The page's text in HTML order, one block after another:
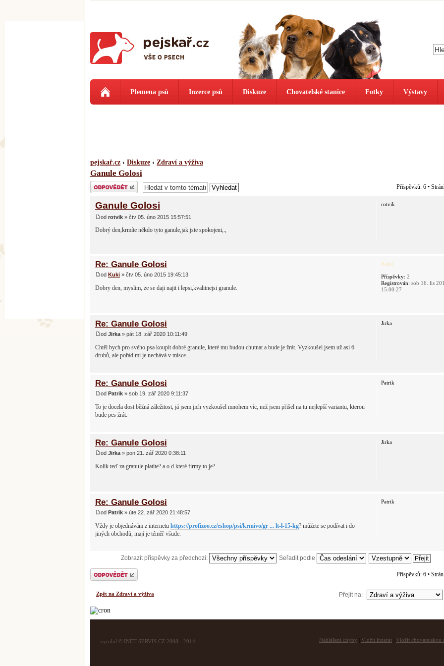
Plemena psů Inzerce psů Diskuze Chovatelské stanice Fotky Výstavy
pejskař.cz ‹ Diskuze ‹ Zdraví a výživa
Ganule Golosi
Odeslat odpověď Příspěvků: 6 •
Ganule Golosi
od rotvik » čtv 05. úno 2015 15:57:51
Dobrý den,krmíte někdo tyto ganule,jak jste spokojeni,.,
rotvik
Re: Ganule Golosi
od Kuki » čtv 05. úno 2015 19:45:13
Dobry den, myslim, ze se daji najit i lepsi,kvalitnejsi granule.
Kuki
Příspěvky: 2
Registrován: sob 16. lis
15:00:27
Re: Ganule Golosi
od Jirka » pát 18. zář 2020 10:11:49
Chtěl bych pro svého psa koupit dobré granule, které mu budou chutnat a bude je žrát. Vyzkoušel jsem už asi 6
druhů, ale pořád mi je nechává v misce....
Jirka
Re: Ganule Golosi
od Patrik » sob 19. zář 2020 9:11:37
To je docela dost běžná záležitost, já jsem jich vyzkoušel mnohem víc, než jsem přišel na tu nejlepší variantu, kterou
bude pes žrát.
Patrik
Re: Ganule Golosi
od Jirka » pon 21. zář 2020 0:38:11
Kolik teď za granule platíte? a o d které firmy to je?
Jirka
Re: Ganule Golosi
od Patrik » úte 22. zář 2020 21:48:57
Vždy je objednávám z internetu https://profizoo.cz/eshop/psi/krmivo/gr ... lt-l-15-kg? můžete se podívat i do
jiných obchodů, mají je téměř všude.
Patrik
Zobrazit příspěvky za předchozí: Seřadit podle
Odeslat odpověď Příspěvků: 6 •
Zpět na Zdraví a výživa Přejít na:
vyrobil © INET-SERVIS.CZ 2008 - 2014 Nahlášení chyby Vložit inzerát Vložit chovatelskou